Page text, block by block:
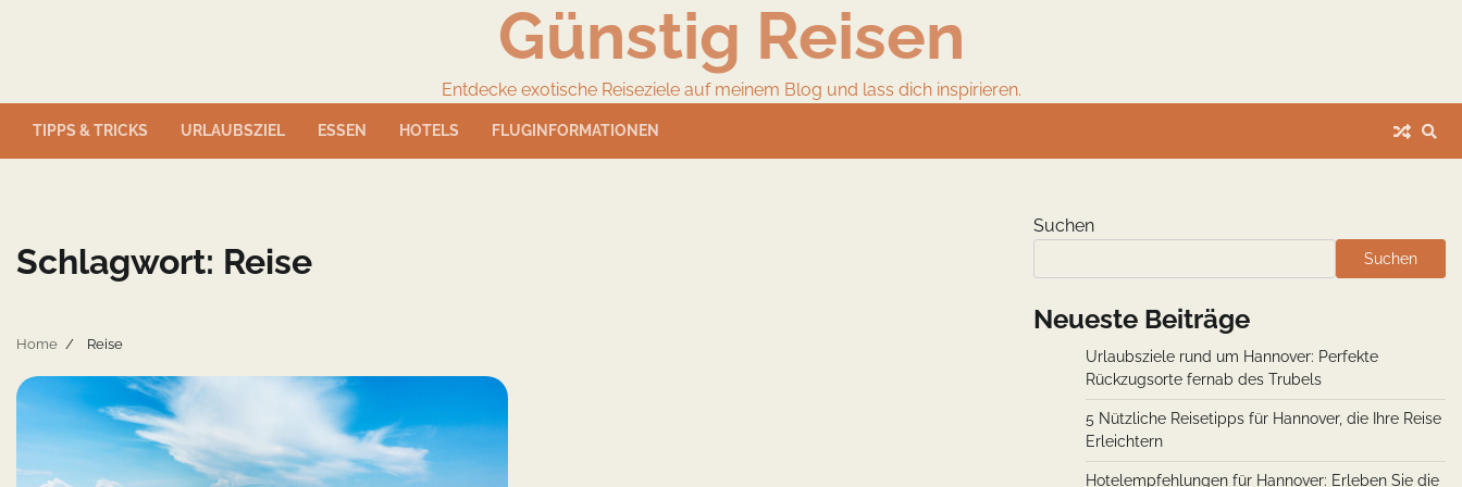
Günstig Reisen
Entdecke exotische Reiseziele auf meinem Blog und lass dich inspirieren.
TIPPS & TRICKS URLAUBSZIEL ESSEN HOTELS FLUGINFORMATIONEN
Schlagwort: Reise
Home Reise
Suchen
Suchen
Neueste Beiträge
Urlaubsziele rund um Hannover: Perfekte
Rückzugsorte fernab des Trubels
5 Nützliche Reisetipps für Hannover, die Ihre Reise
Erleichtern
Hotelempfehlungen für Hannover: Erleben Sie die